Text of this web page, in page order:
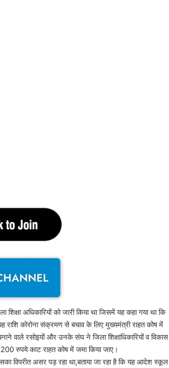
अधिकारियों को जारी किया था जिसमें यह कहा गया था कि
कोरोना संक्रमण से बचाव के लिए मुख्यमंत्री राहत कोष में
वाले रसोइयों और उनके संघ ने जिला शिक्षाधिकारियों व विकास
रुपये काट राहत कोष में जमा किया जाए।
विपरीत असर पड़ रहा था,बताया जा रहा है कि यह आदेश स्कूल